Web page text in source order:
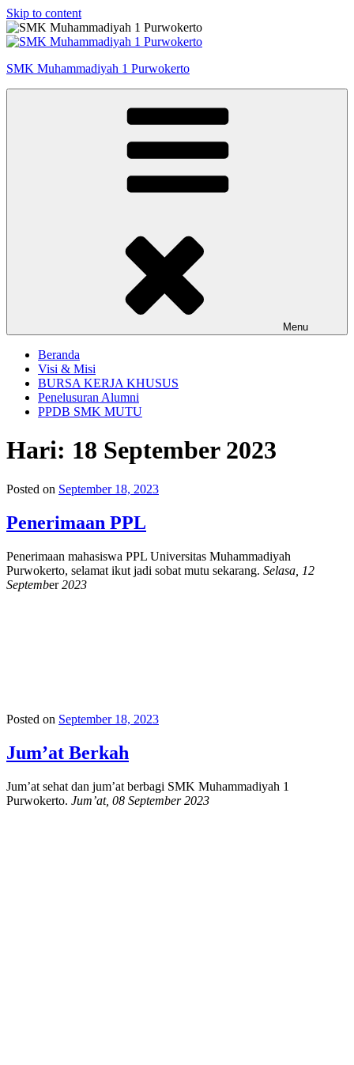
Skip to content
SMK Muhammadiyah 1 Purwokerto
Menu
Beranda
Visi & Misi
BURSA KERJA KHUSUS
Penelusuran Alumni
PPDB SMK MUTU
Hari: 18 September 2023
Posted on September 18, 2023
Penerimaan PPL
Penerimaan mahasiswa PPL Universitas Muhammadiyah
Purwokerto, selamat ikut jadi sobat mutu sekarang. Selasa, 12
September2023
Posted on September 18, 2023
Jum’at Berkah
Jum’at sehat dan jum’at berbagi SMK Muhammadiyah 1
Purwokerto. Jum’at, 08 September 2023